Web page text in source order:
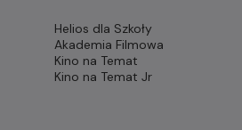
Helios dla Szkoły
Akademia Filmowa
Kino na Temat
Kino na Temat Jr